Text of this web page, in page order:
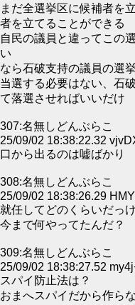
まだ全選挙区に候補者を
者を立てることができる
自民の議員と違ってこの
い
なら石破支持の議員の選
当選する必要はない、石
て落選させればいいだけ
307:名無しどんぶらこ
25/09/02 18:38:22.32
口から出るのは嘘ばかり
308:名無しどんぶらこ
25/09/02 18:38:26.29
就任してどのくらいだっけ
今まで何やってたんだ？
309:名無しどんぶらこ
25/09/02 18:38:27.52
スパイ防止法は？
おまへスパイだから作ら